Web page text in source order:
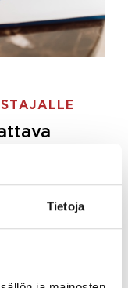
Tietoja
etsimme juuri